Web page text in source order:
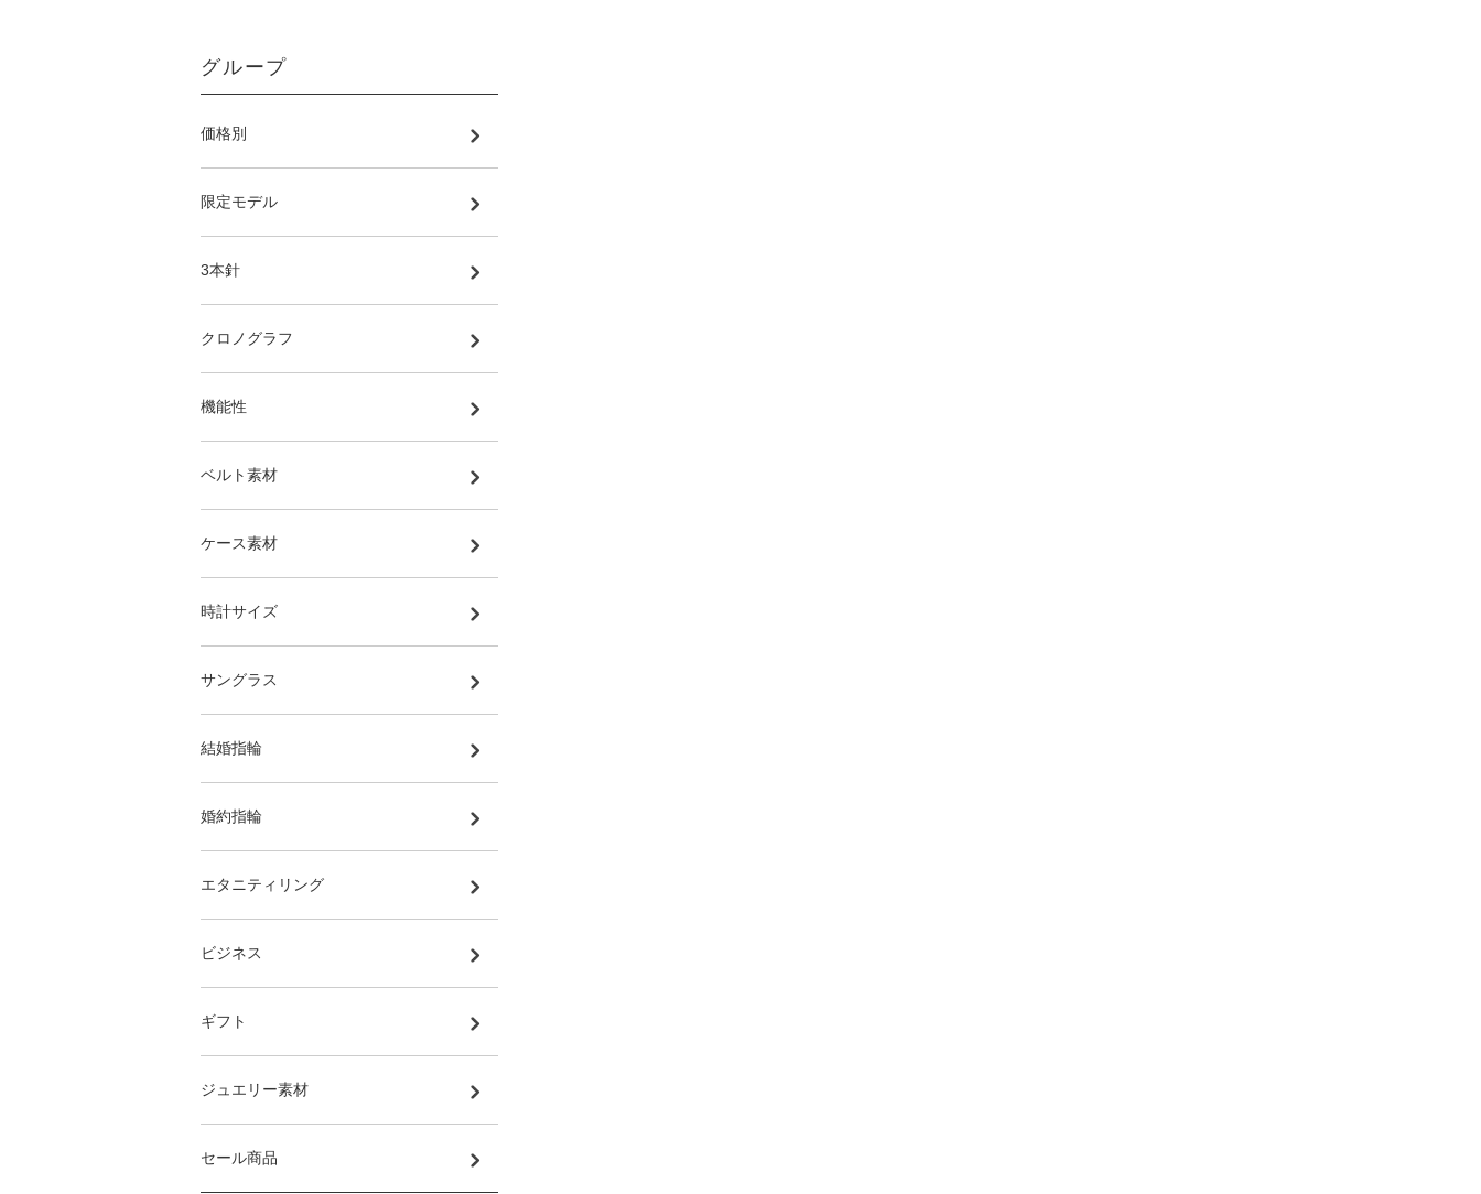
グループ
価格別
限定モデル
3本針
クロノグラフ
機能性
ベルト素材
ケース素材
時計サイズ
サングラス
結婚指輪
婚約指輪
エタニティリング
ビジネス
ギフト
ジュエリー素材
セール商品